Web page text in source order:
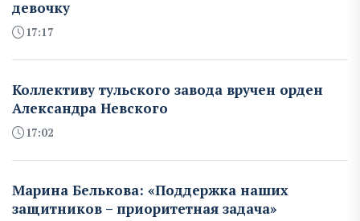
девочку
17:17
Коллективу тульского завода вручен орден
Александра Невского
17:02
Марина Белькова: «Поддержка наших
защитников – приоритетная задача»